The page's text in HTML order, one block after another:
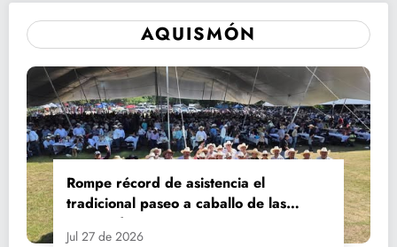
AQUISMÓN
Rompe récord de asistencia el
tradicional paseo a caballo de las
Fiestas de Santiago y Santa Ana
Jul 27 de 2026